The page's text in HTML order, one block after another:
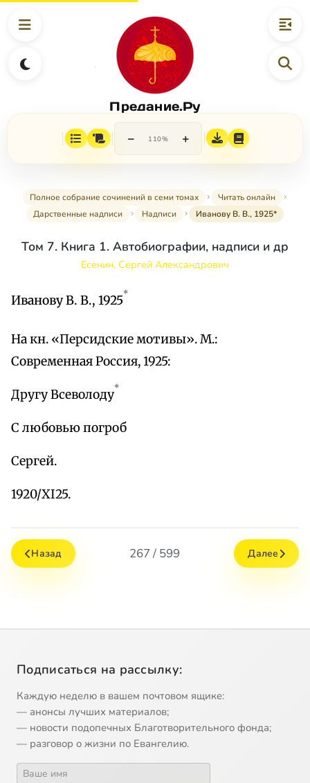
Предание.Ру
− 110% +
Полное собрание сочинений в семи томах
Читать онлайн
Дарственные надписи
Надписи Иванову В. В., 1925*
Том 7. Книга 1. Автобиографии, надписи и др
Есенин, Сергей Александрович
Иванову В. В., 1925*
На кн. «Персидские мотивы». М.:
Современная Россия, 1925:
Другу Всеволоду*
С любовью погроб
Сергей.
1920/XI25.
Назад 267 / 599 Далее
Подписаться на рассылку:
Каждую неделю в вашем почтовом ящике:
— анонсы лучших материалов;
— новости подопечных Благотворительного фонда;
— разговор о жизни по Евангелию.